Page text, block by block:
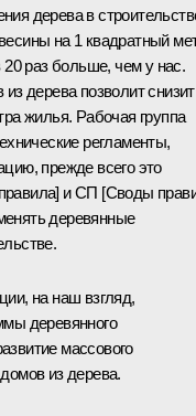
дерева в
на 1 квадратный
раз больше, чем у нас.
дерева позволит
жилья. Рабочая группа
регламенты,
прежде всего это
и СП [Своды
деревянные
на наш взгляд,
деревянного
массового
из дерева.